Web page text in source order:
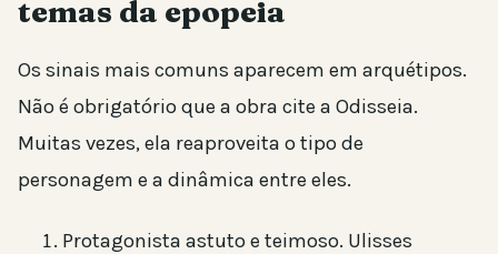
temas da epopeia
Os sinais mais comuns aparecem em arquétipos.
Não é obrigatório que a obra cite a Odisseia.
Muitas vezes, ela reaproveita o tipo de
personagem e a dinâmica entre eles.
Protagonista astuto e teimoso. Ulisses